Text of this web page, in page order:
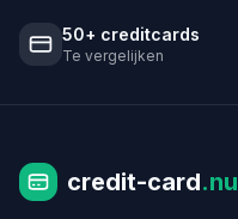
50+ creditcards
Te vergelijken
credit-card.nu